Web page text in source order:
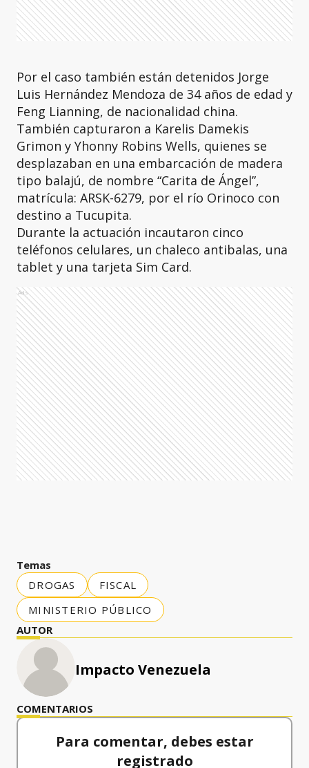
Por el caso también están detenidos Jorge
Luis Hernández Mendoza de 34 años de edad y
Feng Lianning, de nacionalidad china.
También capturaron a Karelis Damekis
Grimon y Yhonny Robins Wells, quienes se
desplazaban en una embarcación de madera
tipo balajú, de nombre “Carita de Ángel”,
matrícula: ARSK-6279, por el río Orinoco con
destino a Tucupita.
Durante la actuación incautaron cinco
teléfonos celulares, un chaleco antibalas, una
tablet y una tarjeta Sim Card.
Ads
Temas
DROGAS
FISCAL
MINISTERIO PÚBLICO
AUTOR
Impacto Venezuela
COMENTARIOS
Para comentar, debes estar
registrado